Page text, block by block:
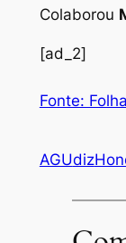
Colaborou
[ad_2]
Fonte:
AGUdiz